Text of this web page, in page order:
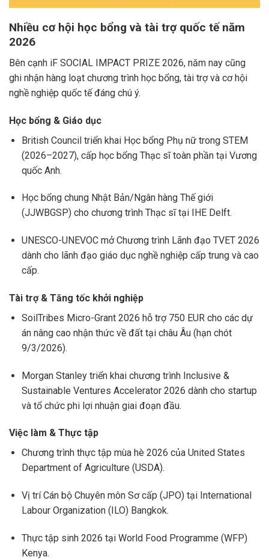
Nhiều cơ hội học bổng và tài trợ quốc tế năm
2026
Bên cạnh iF SOCIAL IMPACT PRIZE 2026, năm nay cũng
ghi nhận hàng loạt chương trình học bổng, tài trợ và cơ hội
nghề nghiệp quốc tế đáng chú ý.
Học bổng & Giáo dục
British Counciltriển khai Học bổng Phụ nữ trong STEM
(2026–2027), cấp học bổng Thạc sĩ toàn phần tại Vương
quốc Anh.
Học bổng chung Nhật Bản/Ngân hàng Thế giới
(JJWBGSP) cho chương trình Thạc sĩ tại IHE Delft.
UNESCO-UNEVOCmở Chương trình Lãnh đạo TVET 2026
dành cho lãnh đạo giáo dục nghề nghiệp cấp trung và cao
cấp.
Tài trợ & Tăng tốc khởi nghiệp
SoilTribes Micro-Grant 2026 hỗ trợ 750 EUR cho các dự
án nâng cao nhận thức về đất tại châu Âu (hạn chót
9/3/2026).
Morgan Stanleytriển khai chương trình Inclusive &
Sustainable Ventures Accelerator 2026 dành cho startup
và tổ chức phi lợi nhuận giai đoạn đầu.
Việc làm & Thực tập
Chương trình thực tập mùa hè 2026 của United States
Department of Agriculture (USDA).
Vị trí Cán bộ Chuyên môn Sơ cấp (JPO) tại International
Labour Organization(ILO) Bangkok.
Thực tập sinh 2026 tại World Food Programme (WFP)
Kenya.